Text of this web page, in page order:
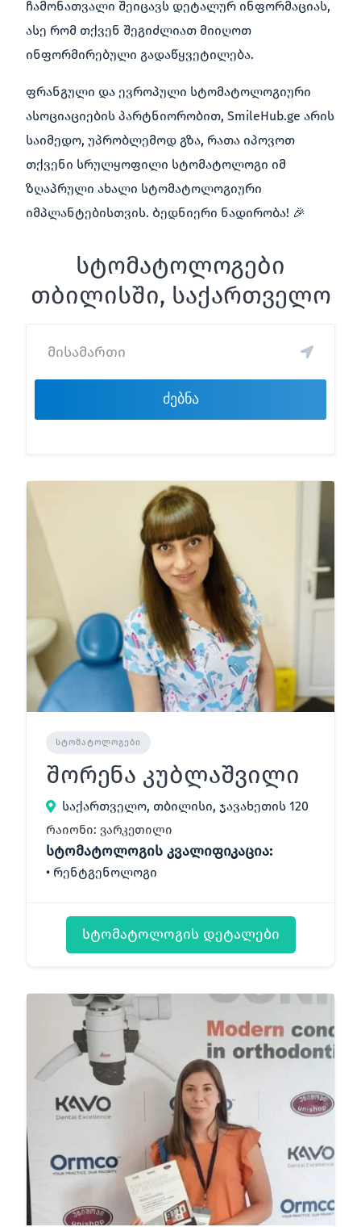
ჩამონათვალი შეიცავს დეტალურ ინფორმაციას,
ასე რომ თქვენ შეგიძლიათ მიიღოთ
ინფორმირებული გადაწყვეტილება.
ფრანგული და ევროპული სტომატოლოგიური
ასოციაციების პარტნიორობით, SmileHub.ge არის
საიმედო, უპრობლემოდ გზა, რათა იპოვოთ
თქვენი სრულყოფილი სტომატოლოგი იმ
ზღაპრული ახალი სტომატოლოგიური
იმპლანტებისთვის. Ბედნიერი ნადირობა! 🎉
სტომატოლოგები
თბილისში, საქართველო
ძებნა
ᲡᲢᲝᲛᲐᲢᲝᲚᲝᲒᲔᲑᲘ
შორენა კუბლაშვილი
საქართველო, თბილისი, ჯავახეთის 120
რაიონი: ვარკეთილი
სტომატოლოგის კვალიფიკაცია:
რენტგენოლოგი
სტომატოლოგის დეტალები